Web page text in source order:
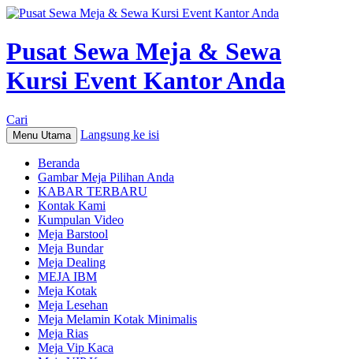
Pusat Sewa Meja & Sewa
Kursi Event Kantor Anda
Cari
Menu Utama Langsung ke isi
Beranda
Gambar Meja Pilihan Anda
KABAR TERBARU
Kontak Kami
Kumpulan Video
Meja Barstool
Meja Bundar
Meja Dealing
MEJA IBM
Meja Kotak
Meja Lesehan
Meja Melamin Kotak Minimalis
Meja Rias
Meja Vip Kaca